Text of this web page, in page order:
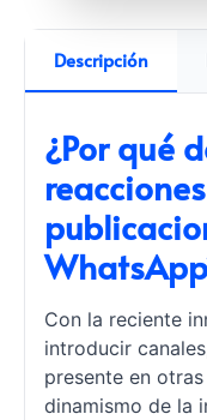
Descripción
¿Por qué
Con la reciente
introducir
presente en
dinamismo de la